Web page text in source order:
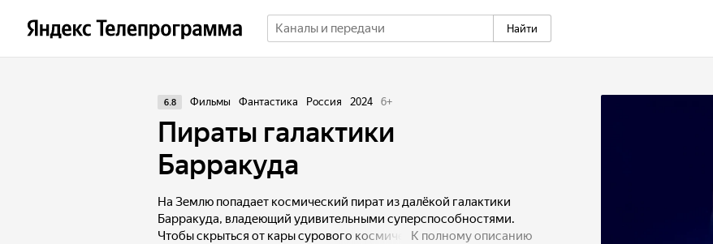
Найти
6.8 Фильмы Фантастика Россия 2024 6+
Пираты галактики
Барракуда
На Землю попадает космический пират из далёкой галактики
Барракуда, владеющий удивительными суперспособностями.
Чтобы скрыться от кары сурового космического закона,
К полному описанию